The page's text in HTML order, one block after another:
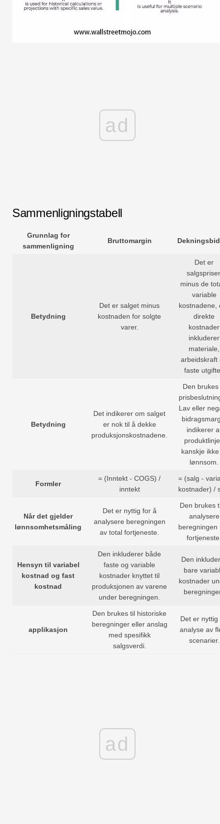
ad
Sammenligningstabell
Grunnlag for
sammenligning
Bruttomargin
Betydning
Det er salget minus
kostnaden for solgte
varer.
Det er
minus de
variable
kostnadene,
direkte
kostnader
inkluderer
materiale,
arbeidskraft
faste
Betydning
Det indikerer om salget
er nok til å dekke
produksjonskostnadene.
Den brukes
Lav eller
indikerer
kanskje
lønnsom.
Formler
= (Inntekt - COGS) /
inntekt
= (salg -
kostnader) /
Når det gjelder
lønnsomhetsmåling
Det er nyttig for å
analysere beregningen
av total fortjeneste.
Den brukes
analysere
beregningen
Hensyn til variabel
kostnad og fast
kostnad
Den inkluderer både
faste og variable
kostnader knyttet til
produksjonen av varene
under beregningen.
Den
bare
kostnader
applikasjon
Den brukes til historiske
beregninger eller anslag
med spesifikk
salgsverdi.
Det er nyttig
analyse av
scenarier.
ad